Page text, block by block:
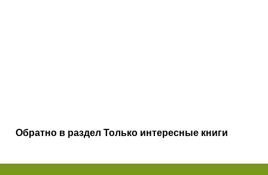
Обратно в раздел Только интересные книги